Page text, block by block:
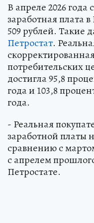
В апреле 2026
заработная плата
509 рублей. Такие
Петростат.
потребительских
достигла 95,8
года и 103,8
года.
- Реальная
заработной платы
сравнению с
с апрелем
Петростате.